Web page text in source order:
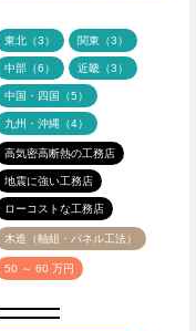
東北（3） 関東（3）
中部（6） 近畿（3）
中国・四国（5）
九州・沖縄（4）
高気密高断熱の工務店
地震に強い工務店
ローコストな工務店
木造（軸組・パネル工法）
50 ～ 60 万円